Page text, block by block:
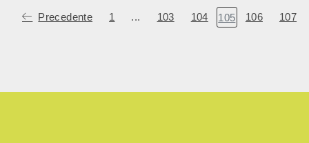
Precedente 1 ... 103 104 105 106 107